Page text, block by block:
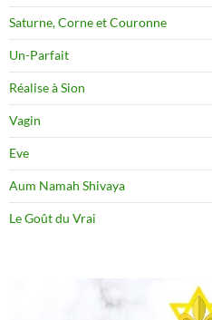
Saturne, Corne et Couronne
Un-Parfait
Réalise à Sion
Vagin
Eve
Aum Namah Shivaya
Le Goût du Vrai